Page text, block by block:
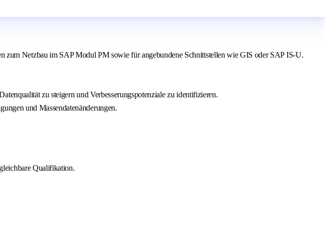
zum Netzbau im SAP Modul PM sowie für angebundene Schnittstellen wie GIS oder SAP IS-U.
zu steigern und Verbesserungspotenziale zu identifizieren.
und Massendatenänderungen.
Qualifikation.